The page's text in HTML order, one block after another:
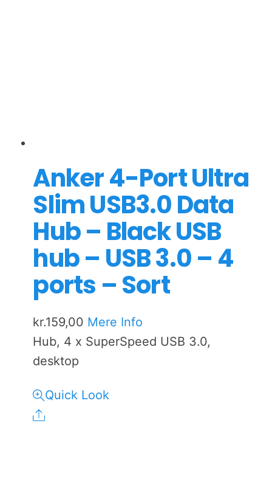
Anker 4-Port Ultra
Slim USB3.0 Data
Hub – Black USB
hub – USB 3.0 – 4
ports – Sort
kr.159,00 Mere Info
Hub, 4 x SuperSpeed USB 3.0,
desktop
Quick Look
Share